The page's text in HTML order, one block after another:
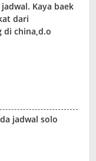
Kaya baek
dari
di china,d.o
jadwal solo